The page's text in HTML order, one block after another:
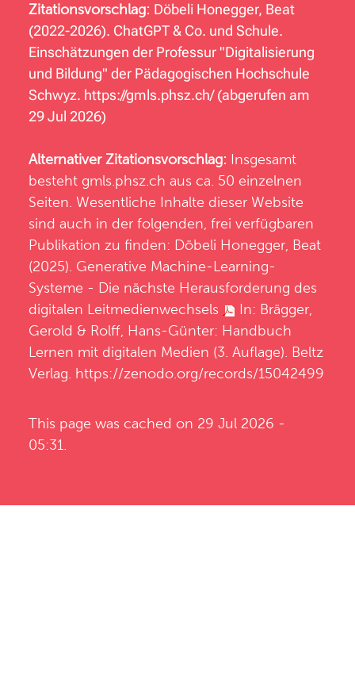
Zitationsvorschlag: Döbeli Honegger, Beat
(2022-2026). ChatGPT & Co. und Schule.
Einschätzungen der Professur "Digitalisierung
und Bildung" der Pädagogischen Hochschule
Schwyz. https://gmls.phsz.ch/(abgerufen am
29 Jul 2026)
Alternativer Zitationsvorschlag: Insgesamt
besteht gmls.phsz.ch aus ca. 50 einzelnen
Seiten. Wesentliche Inhalte dieser Website
sind auch in der folgenden, frei verfügbaren
Publikation zu finden: Döbeli Honegger, Beat
(2025). Generative Machine-Learning-
Systeme - Die nächste Herausforderung des
digitalen Leitmedienwechsels
In: Brägger,
Gerold & Rolff, Hans-Günter: Handbuch
Lernen mit digitalen Medien (3. Auflage). Beltz
Verlag. https://zenodo.org/records/15042499
This page was cached on 29 Jul 2026 -
05:31.